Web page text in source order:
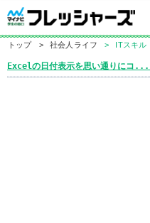
トップ > 社会人ライフ > ITスキル
Excelの日付表示を思い通りにコ...